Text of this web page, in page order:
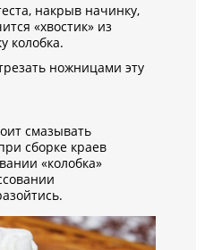
накрыв начинку,
«хвостик» из
колобка.
ножницами эту
смазывать
сборке краев
«колобка»